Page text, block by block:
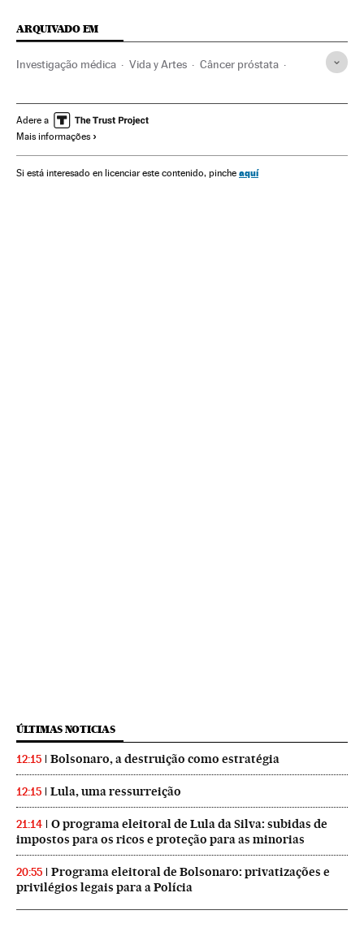
ARQUIVADO EM
Investigação médica Vida y Artes Câncer próstata
Câncer mulheres Câncer
Investigação científica
Sociedade Ciência Medicina Saúde
Adere a
Mais informações
Si está interesado en licenciar este contenido, pinche aquí
ÚLTIMAS NOTICIAS
12:15 Bolsonaro, a destruição como estratégia
12:15 Lula, uma ressurreição
21:14
O programa eleitoral de Lula da Silva: subidas de
impostos para os ricos e proteção para as minorias
20:55
Programa eleitoral de Bolsonaro: privatizações e
privilégios legais para a Polícia